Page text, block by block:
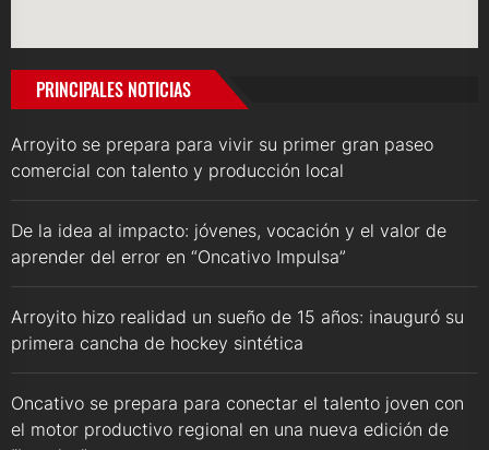
PRINCIPALES NOTICIAS
Arroyito se prepara para vivir su primer gran paseo
comercial con talento y producción local
De la idea al impacto: jóvenes, vocación y el valor de
aprender del error en “Oncativo Impulsa”
Arroyito hizo realidad un sueño de 15 años: inauguró su
primera cancha de hockey sintética
Oncativo se prepara para conectar el talento joven con
el motor productivo regional en una nueva edición de